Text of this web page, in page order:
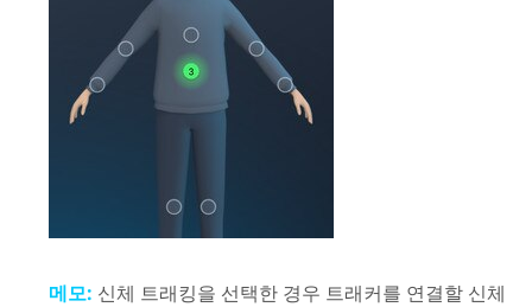
메모: 신체 트래킹을 선택한 경우 트래커를 연결할 신체